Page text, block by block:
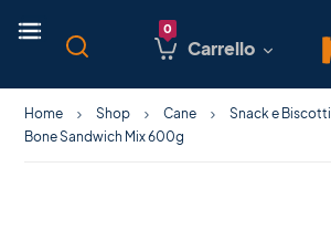
Carrello
Home Shop Cane Snack e Biscotti
Bone Sandwich Mix 600g